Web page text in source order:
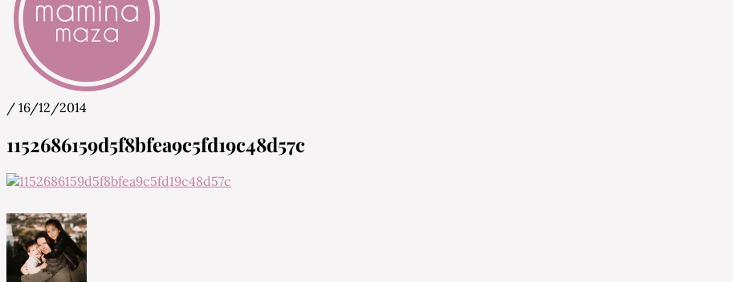
Mamina Maza
/ 16/12/2014
1152686159d5f8bfea9c5fd19c48d57c